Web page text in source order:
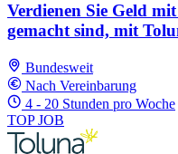
Verdienen Sie Geld
gemacht sind, mit
Bundesweit
Nach Vereinbarung
4 - 20 Stunden pro Woche
TOP JOB